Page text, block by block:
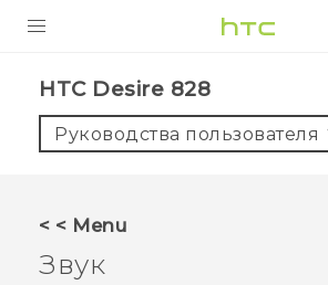
5G
HTC Desire 828‎
Руководства пользователя
< < Menu
Звук